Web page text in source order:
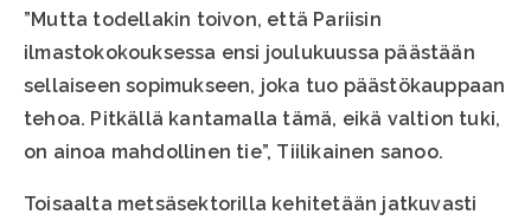
”Mutta todellakin toivon, että Pariisin
ilmastokokouksessa ensi joulukuussa päästään
sellaiseen sopimukseen, joka tuo päästökauppaan
tehoa. Pitkällä kantamalla tämä, eikä valtion tuki,
on ainoa mahdollinen tie”, Tiilikainen sanoo.
Toisaalta metsäsektorilla kehitetään jatkuvasti